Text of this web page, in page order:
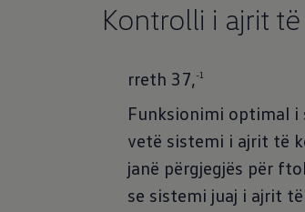
Kontrolli i ajrit
rreth 37,-1
Funksionimi optimal
vetë sistemi i ajrit të
janë përgjegjës për
se sistemi juaj i ajrit